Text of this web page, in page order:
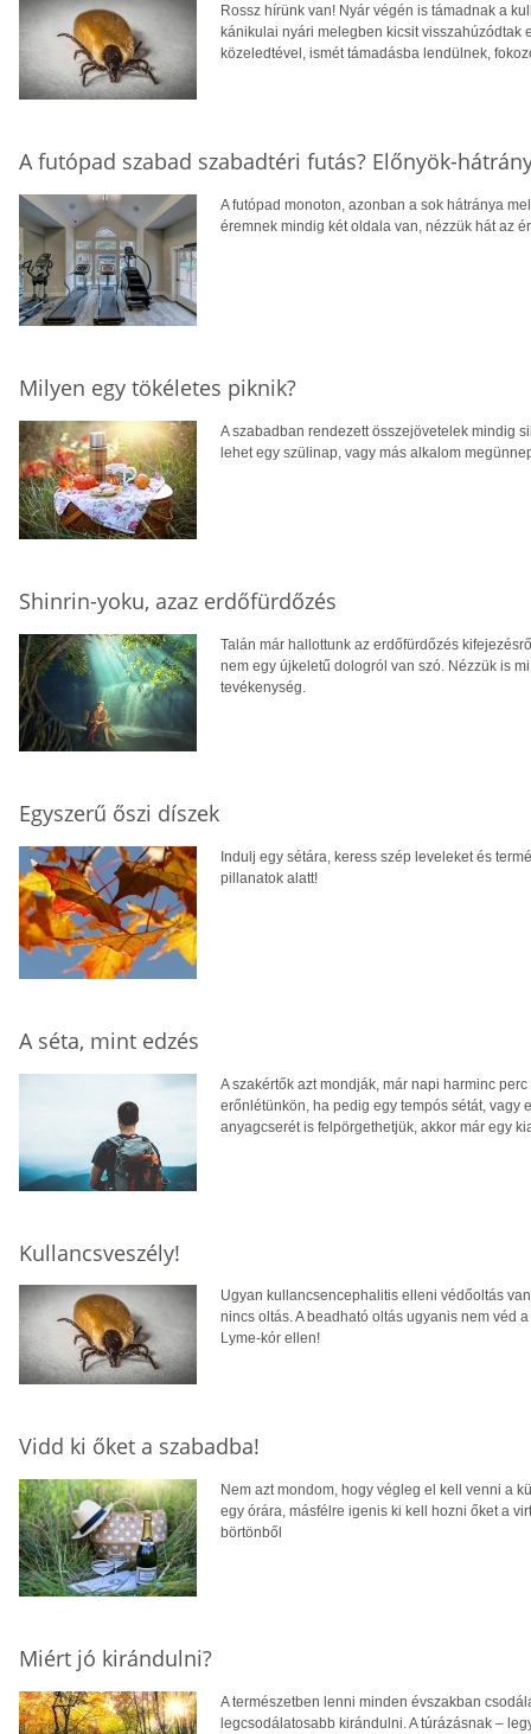
Rossz hírünk van! Nyár végén is támadnak a
kánikulai nyári melegben kicsit visszahúzódtak
közeledtével, ismét támadásba lendülnek,
A futópad szabad szabadtéri futás? Előnyök-
A futópad monoton, azonban a sok hátránya
éremnek mindig két oldala van, nézzük hát az
Milyen egy tökéletes piknik?
A szabadban rendezett összejövetelek mindig
lehet egy szülinap, vagy más alkalom
Shinrin-yoku, azaz erdőfürdőzés
Talán már hallottunk az erdőfürdőzés
nem egy újkeletű dologról van szó. Nézzük is
tevékenység.
Egyszerű őszi díszek
Indulj egy sétára, keress szép leveleket és
pillanatok alatt!
A séta, mint edzés
A szakértők azt mondják, már napi harminc
erőnlétünkön, ha pedig egy tempós sétát, vagy
anyagcserét is felpörgethetjük, akkor már egy
Kullancsveszély!
Ugyan kullancsencephalitis elleni védőoltás
nincs oltás. A beadható oltás ugyanis nem véd
Lyme-kór ellen!
Vidd ki őket a szabadba!
Nem azt mondom, hogy végleg el kell venni a
egy órára, másfélre igenis ki kell hozni őket a
börtönből
Miért jó kirándulni?
A természetben lenni minden évszakban
legcsodálatosabb kirándulni. A túrázásnak –